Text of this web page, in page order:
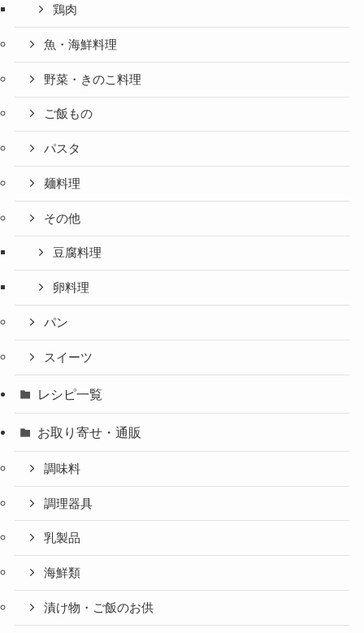
鶏肉
魚・海鮮料理
野菜・きのこ料理
ご飯もの
パスタ
麺料理
その他
豆腐料理
卵料理
パン
スイーツ
レシピ一覧
お取り寄せ・通販
調味料
調理器具
乳製品
海鮮類
漬け物・ご飯のお供